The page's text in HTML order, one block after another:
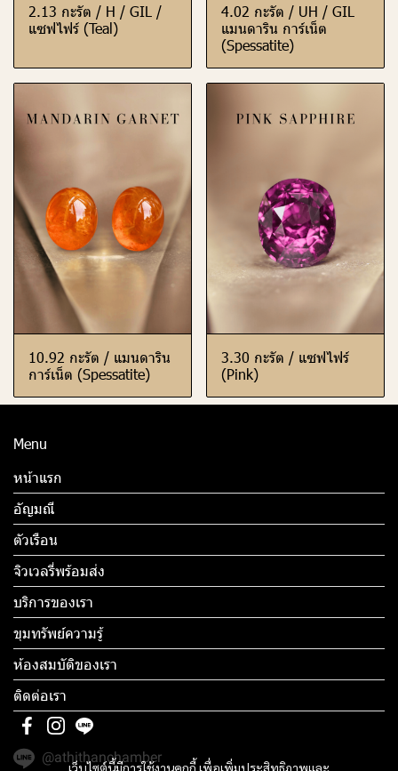
2.13 กะรัต / H / GIL /
แซฟไฟร์ (Teal)
4.02 กะรัต / UH / GIL
แมนดาริน การ์เน็ต
(Spessatite)
10.92 กะรัต / แมนดาริน
การ์เน็ต (Spessatite)
3.30 กะรัต / แซฟไฟร์
(Pink)
เว็บไซต์นี้มีการใช้งานคุกกี้ เพื่อเพิ่มประสิทธิภาพและ
Menu
หน้าแรก
อัญมณี
ตัวเรือน
จิวเวลรี่พร้อมส่ง
บริการของเรา
ขุมทรัพย์ความรู้
ห้องสมบัติของเรา
ติดต่อเรา
@athithanchamber